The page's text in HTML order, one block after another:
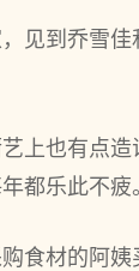
见到乔雪
上也有点
都乐此不疲
食材的阿姨